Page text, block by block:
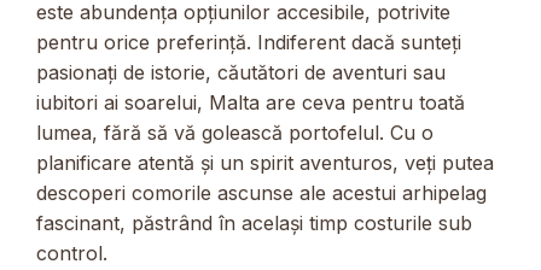
este abundența opțiunilor accesibile, potrivite
pentru orice preferință. Indiferent dacă sunteți
pasionați de istorie, căutători de aventuri sau
iubitori ai soarelui, Malta are ceva pentru toată
lumea, fără să vă golească portofelul. Cu o
planificare atentă și un spirit aventuros, veți putea
descoperi comorile ascunse ale acestui arhipelag
fascinant, păstrând în același timp costurile sub
control.